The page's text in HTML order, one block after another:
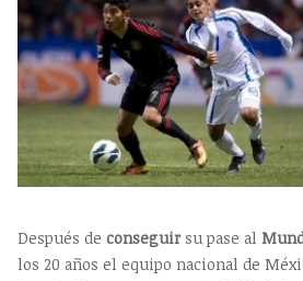
Después de conseguirsu pase al
los 20 años el equipo nacional de